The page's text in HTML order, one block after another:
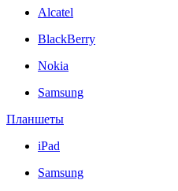
Alcatel
BlackBerry
Nokia
Samsung
Планшеты
iPad
Samsung